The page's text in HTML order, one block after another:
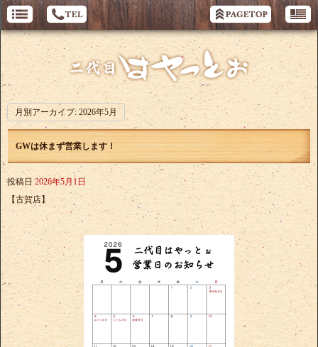
月別アーカイブ:2026年5月
GWは休まず営業します！
投稿日 2026年5月1日
【古賀店】